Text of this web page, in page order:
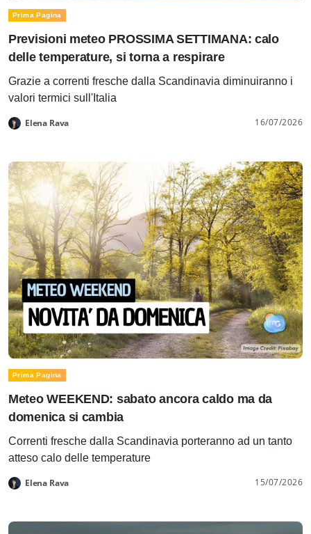
Prima Pagina
Previsioni meteo PROSSIMA SETTIMANA: calo
delle temperature, si torna a respirare
Grazie a correnti fresche dalla Scandinavia diminuiranno i
valori termici sull'Italia
Elena Rava 16/07/2026
Prima Pagina
Meteo WEEKEND: sabato ancora caldo ma da
domenica si cambia
Correnti fresche dalla Scandinavia porteranno ad un tanto
atteso calo delle temperature
Elena Rava 15/07/2026